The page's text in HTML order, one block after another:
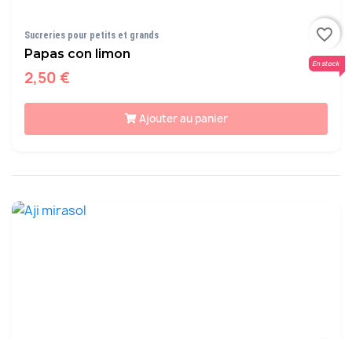
Sucreries pour petits et grands
Papas con limon
2,50 €
En stock
Ajouter au panier
favorite_border